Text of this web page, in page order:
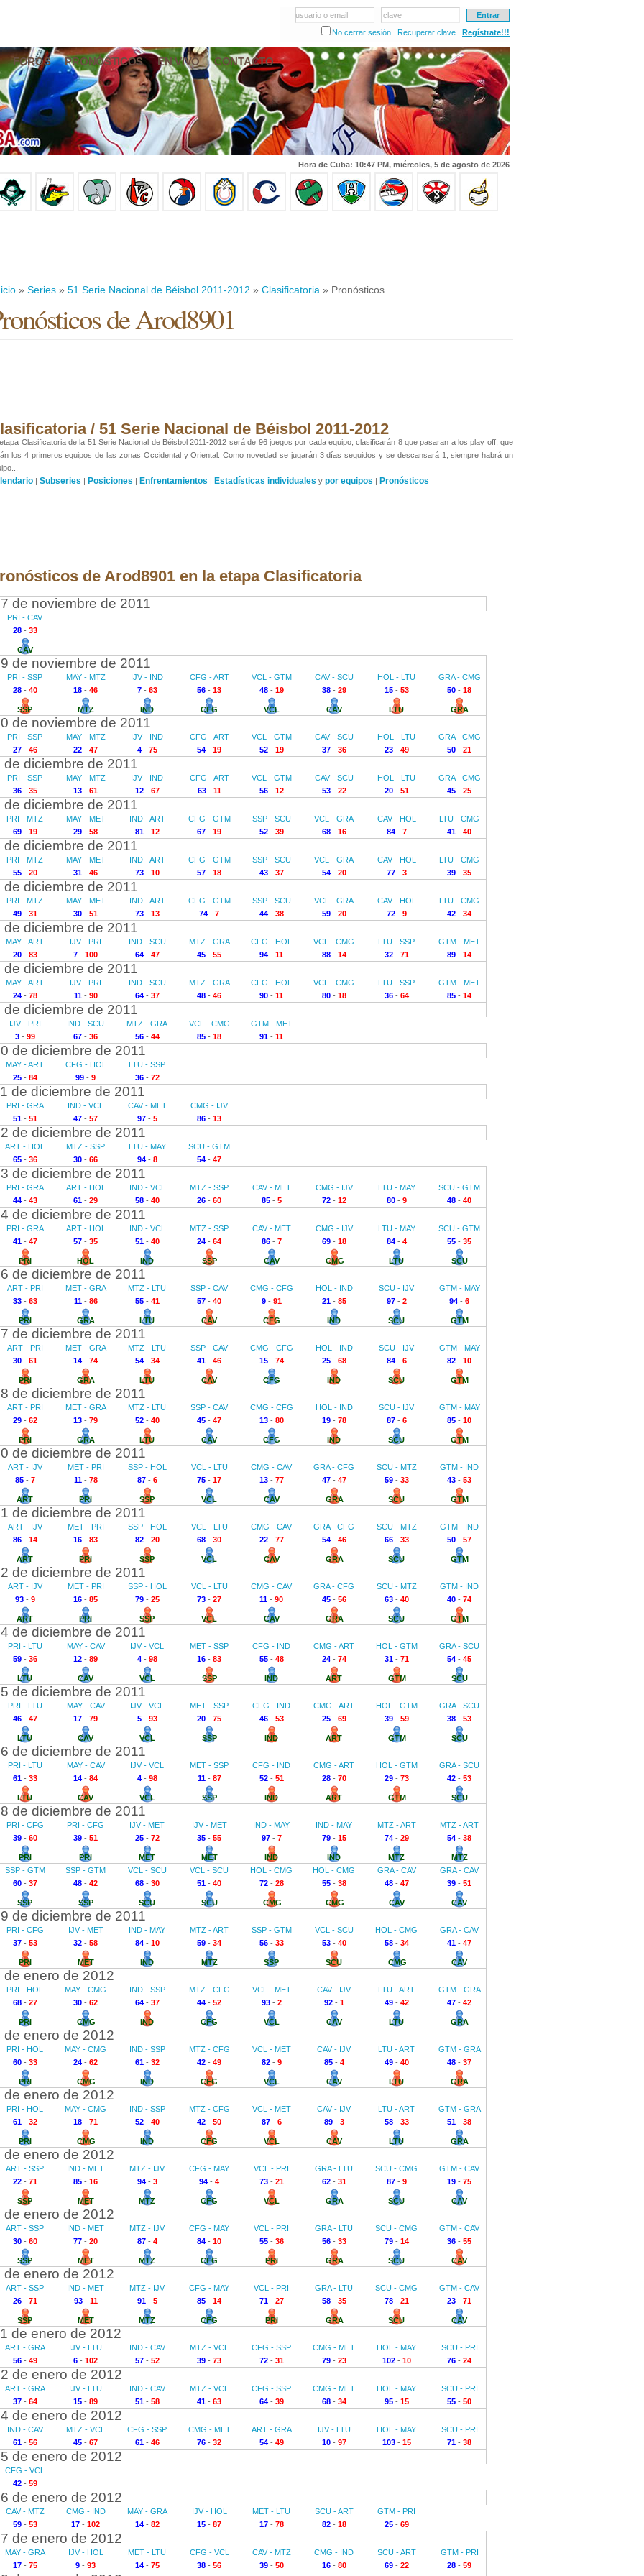
usuario o email
clave
No cerrar sesión
Recuperar clave Regístrate!!!
FOROS PRONÓSTICOS EN VIVO CONTACTO
Hora de Cuba: 10:47 PM, miércoles, 5 de agosto de 2026
» Series » 51 Serie Nacional de Béisbol 2011-2012 » Clasificatoria » Pronósticos
de Arod8901
/ 51 Serie Nacional de Béisbol 2011-2012
Clasificatoria de la 51 Serie Nacional de Béisbol 2011-2012 será de 96 juegos por cada equipo, clasificarán 8 que pasaran a los play off, que
los 4 primeros equipos de las zonas Occidental y Oriental. Como novedad se jugarán 3 días seguidos y se descansará 1, siempre habrá un
| Subseries | Posiciones | Enfrentamientos | Estadísticas individuales y por equipos | Pronósticos
de Arod8901 en la etapa Clasificatoria
de noviembre de 2011
PRI - CAV
28- 33
CAV
de noviembre de 2011
PRI - SSP
28- 40
SSP
MAY - MTZ
18 - 46
MTZ
IJV - IND
7- 63
IND
CFG - ART
56 - 13
CFG
VCL - GTM
48- 19
VCL
CAV - SCU
38- 29
CAV
HOL - LTU
15- 53
LTU
GRA - CMG
50 - 18
GRA
de noviembre de 2011
PRI - SSP
27- 46
MAY - MTZ
22 - 47
IJV - IND
4- 75
CFG - ART
54 - 19
VCL - GTM
52- 19
CAV - SCU
37- 36
HOL - LTU
23- 49
GRA - CMG
50 - 21
de diciembre de 2011
PRI - SSP
36- 35
MAY - MTZ
13 - 61
IJV - IND
12- 67
CFG - ART
63- 11
VCL - GTM
56- 12
CAV - SCU
53- 22
HOL - LTU
20- 51
GRA - CMG
45 - 25
de diciembre de 2011
PRI - MTZ
69- 19
MAY - MET
29 - 58
IND - ART
81- 12
CFG - GTM
67 - 19
SSP - SCU
52- 39
VCL - GRA
68- 16
CAV - HOL
84- 7
LTU - CMG
41 - 40
de diciembre de 2011
PRI - MTZ
55- 20
MAY - MET
31 - 46
IND - ART
73- 10
CFG - GTM
57 - 18
SSP - SCU
43- 37
VCL - GRA
54- 20
CAV - HOL
77- 3
LTU - CMG
39 - 35
de diciembre de 2011
PRI - MTZ
49- 31
MAY - MET
30 - 51
IND - ART
73- 13
CFG - GTM
74 - 7
SSP - SCU
44- 38
VCL - GRA
59- 20
CAV - HOL
72- 9
LTU - CMG
42 - 34
de diciembre de 2011
MAY - ART
20- 83
IJV - PRI
7 - 100
IND - SCU
64- 47
MTZ - GRA
45 - 55
CFG - HOL
94 - 11
VCL - CMG
88- 14
LTU - SSP
32- 71
GTM - MET
89 - 14
de diciembre de 2011
MAY - ART
24- 78
IJV - PRI
11- 90
IND - SCU
64- 37
MTZ - GRA
48 - 46
CFG - HOL
90 - 11
VCL - CMG
80- 18
LTU - SSP
36- 64
GTM - MET
85 - 14
de diciembre de 2011
IJV - PRI
3- 99
IND - SCU
67 - 36
MTZ - GRA
56- 44
VCL - CMG
85 - 18
GTM - MET
91 - 11
de diciembre de 2011
MAY - ART
25- 84
CFG - HOL
99 - 9
LTU - SSP
36- 72
de diciembre de 2011
PRI - GRA
51- 51
IND - VCL
47 - 57
CAV - MET
97- 5
CMG - IJV
86 - 13
de diciembre de 2011
ART - HOL
65- 36
MTZ - SSP
30 - 66
LTU - MAY
94- 8
SCU - GTM
54 - 47
de diciembre de 2011
PRI - GRA
44- 43
ART - HOL
61 - 29
IND - VCL
58- 40
MTZ - SSP
26 - 60
CAV - MET
85- 5
CMG - IJV
72- 12
LTU - MAY
80- 9
SCU - GTM
48 - 40
de diciembre de 2011
PRI - GRA
41- 47
PRI
ART - HOL
57 - 35
HOL
IND - VCL
51- 40
IND
MTZ - SSP
24 - 64
SSP
CAV - MET
86- 7
CAV
CMG - IJV
69- 18
CMG
LTU - MAY
84- 4
LTU
SCU - GTM
55 - 35
SCU
de diciembre de 2011
ART - PRI
33- 63
PRI
MET - GRA
11- 86
GRA
MTZ - LTU
55- 41
LTU
SSP - CAV
57 - 40
CAV
CMG - CFG
9- 91
CFG
HOL - IND
21- 85
IND
SCU - IJV
97- 2
SCU
GTM - MAY
94 - 6
GTM
de diciembre de 2011
ART - PRI
30- 61
PRI
MET - GRA
14 - 74
GRA
MTZ - LTU
54- 34
LTU
SSP - CAV
41 - 46
CAV
CMG - CFG
15- 74
CFG
HOL - IND
25- 68
IND
SCU - IJV
84- 6
SCU
GTM - MAY
82 - 10
GTM
de diciembre de 2011
ART - PRI
29- 62
PRI
MET - GRA
13 - 79
GRA
MTZ - LTU
52- 40
LTU
SSP - CAV
45 - 47
CAV
CMG - CFG
13- 80
CFG
HOL - IND
19- 78
IND
SCU - IJV
87- 6
SCU
GTM - MAY
85 - 10
GTM
de diciembre de 2011
ART - IJV
85- 7
ART
MET - PRI
11- 78
PRI
SSP - HOL
87- 6
SSP
VCL - LTU
75 - 17
VCL
CMG - CAV
13- 77
CAV
GRA - CFG
47- 47
GRA
SCU - MTZ
59- 33
SCU
GTM - IND
43 - 53
GTM
de diciembre de 2011
ART - IJV
86- 14
ART
MET - PRI
16 - 83
PRI
SSP - HOL
82- 20
SSP
VCL - LTU
68 - 30
VCL
CMG - CAV
22- 77
CAV
GRA - CFG
54- 46
GRA
SCU - MTZ
66- 33
SCU
GTM - IND
50 - 57
GTM
de diciembre de 2011
ART - IJV
93- 9
ART
MET - PRI
16 - 85
PRI
SSP - HOL
79- 25
SSP
VCL - LTU
73 - 27
VCL
CMG - CAV
11 - 90
CAV
GRA - CFG
45- 56
GRA
SCU - MTZ
63- 40
SCU
GTM - IND
40 - 74
GTM
de diciembre de 2011
PRI - LTU
59- 36
LTU
MAY - CAV
12 - 89
CAV
IJV - VCL
4- 98
VCL
MET - SSP
16 - 83
SSP
CFG - IND
55- 48
IND
CMG - ART
24- 74
ART
HOL - GTM
31- 71
GTM
GRA - SCU
54 - 45
SCU
de diciembre de 2011
PRI - LTU
46- 47
LTU
MAY - CAV
17 - 79
CAV
IJV - VCL
5- 93
VCL
MET - SSP
20 - 75
SSP
CFG - IND
46- 53
IND
CMG - ART
25- 69
ART
HOL - GTM
39- 59
GTM
GRA - SCU
38 - 53
SCU
de diciembre de 2011
PRI - LTU
61- 33
LTU
MAY - CAV
14 - 84
CAV
IJV - VCL
4- 98
VCL
MET - SSP
11- 87
SSP
CFG - IND
52- 51
IND
CMG - ART
28- 70
ART
HOL - GTM
29- 73
GTM
GRA - SCU
42 - 53
SCU
de diciembre de 2011
PRI - CFG
39- 60
PRI
PRI - CFG
39 - 51
PRI
IJV - MET
25- 72
MET
IJV - MET
35 - 55
MET
IND - MAY
97- 7
IND
IND - MAY
79- 15
IND
MTZ - ART
74- 29
MTZ
MTZ - ART
54 - 38
MTZ
SSP - GTM
60- 37
SSP
SSP - GTM
48 - 42
SSP
VCL - SCU
68- 30
SCU
VCL - SCU
51 - 40
SCU
HOL - CMG
72- 28
CMG
HOL - CMG
55- 38
CMG
GRA - CAV
48- 47
CAV
GRA - CAV
39 - 51
CAV
de diciembre de 2011
PRI - CFG
37- 53
PRI
IJV - MET
32 - 58
MET
IND - MAY
84- 10
IND
MTZ - ART
59 - 34
MTZ
SSP - GTM
56- 33
SSP
VCL - SCU
53- 40
SCU
HOL - CMG
58- 34
CMG
GRA - CAV
41 - 47
CAV
de enero de 2012
PRI - HOL
68- 27
PRI
MAY - CMG
30 - 62
CMG
IND - SSP
64- 37
IND
MTZ - CFG
44 - 52
CFG
VCL - MET
93- 2
VCL
CAV - IJV
92- 1
CAV
LTU - ART
49- 42
LTU
GTM - GRA
47 - 42
GRA
de enero de 2012
PRI - HOL
60- 33
PRI
MAY - CMG
24 - 62
CMG
IND - SSP
61- 32
IND
MTZ - CFG
42 - 49
CFG
VCL - MET
82- 9
VCL
CAV - IJV
85- 4
CAV
LTU - ART
49- 40
LTU
GTM - GRA
48 - 37
GRA
de enero de 2012
PRI - HOL
61- 32
PRI
MAY - CMG
18 - 71
CMG
IND - SSP
52- 40
IND
MTZ - CFG
42 - 50
CFG
VCL - MET
87- 6
VCL
CAV - IJV
89- 3
CAV
LTU - ART
58- 33
LTU
GTM - GRA
51 - 38
GRA
de enero de 2012
ART - SSP
22- 71
SSP
IND - MET
85 - 16
MET
MTZ - IJV
94- 3
MTZ
CFG - MAY
94 - 4
CFG
VCL - PRI
73- 21
VCL
GRA - LTU
62- 31
GRA
SCU - CMG
87- 9
SCU
GTM - CAV
19 - 75
CAV
de enero de 2012
ART - SSP
30- 60
SSP
IND - MET
77 - 20
MET
MTZ - IJV
87- 4
MTZ
CFG - MAY
84 - 10
CFG
VCL - PRI
55- 36
PRI
GRA - LTU
56- 33
GRA
SCU - CMG
79- 14
SCU
GTM - CAV
36 - 55
CAV
de enero de 2012
ART - SSP
26- 71
SSP
IND - MET
93- 11
MET
MTZ - IJV
91- 5
MTZ
CFG - MAY
85 - 14
CFG
VCL - PRI
71- 27
PRI
GRA - LTU
58- 35
GRA
SCU - CMG
78- 21
SCU
GTM - CAV
23 - 71
CAV
de enero de 2012
ART - GRA
56- 49
IJV - LTU
6 - 102
IND - CAV
57- 52
MTZ - VCL
39 - 73
CFG - SSP
72- 31
CMG - MET
79- 23
HOL - MAY
102- 10
SCU - PRI
76 - 24
de enero de 2012
ART - GRA
37- 64
IJV - LTU
15 - 89
IND - CAV
51- 58
MTZ - VCL
41 - 63
CFG - SSP
64- 39
CMG - MET
68- 34
HOL - MAY
95- 15
SCU - PRI
55 - 50
de enero de 2012
IND - CAV
61- 56
MTZ - VCL
45 - 67
CFG - SSP
61- 46
CMG - MET
76 - 32
ART - GRA
54- 49
IJV - LTU
10- 97
HOL - MAY
103- 15
SCU - PRI
71 - 38
de enero de 2012
CFG - VCL
42- 59
de enero de 2012
CAV - MTZ
59- 53
CMG - IND
17 - 102
MAY - GRA
14- 82
IJV - HOL
15 - 87
MET - LTU
17- 78
SCU - ART
82- 18
GTM - PRI
25- 69
de enero de 2012
MAY - GRA
17- 75
IJV - HOL
9 - 93
MET - LTU
14- 75
CFG - VCL
38 - 56
CAV - MTZ
39- 50
CMG - IND
16- 80
SCU - ART
69- 22
GTM - PRI
28 - 59